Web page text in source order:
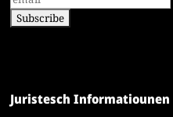
Juristesch Informatiounen